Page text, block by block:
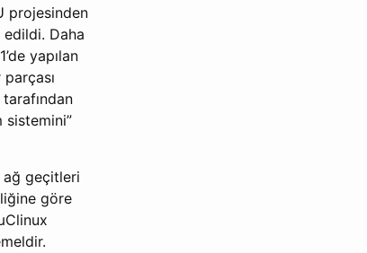
projesinden
Daha
yapılan
sistemini”
ağ geçitleri
göre